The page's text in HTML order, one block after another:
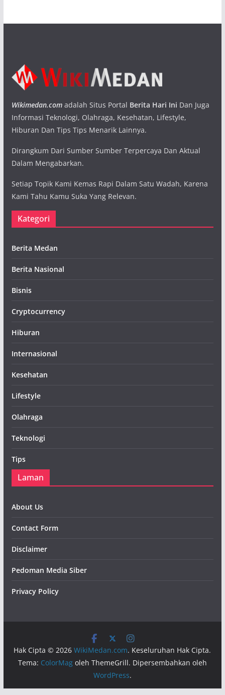
Wikimedan.comadalah Situs Portal Berita Hari Ini Dan Juga
Informasi Teknologi, Olahraga, Kesehatan, Lifestyle,
Hiburan Dan Tips Tips Menarik Lainnya.
Dirangkum Dari Sumber Sumber Terpercaya Dan Aktual
Dalam Mengabarkan.
Setiap Topik Kami Kemas Rapi Dalam Satu Wadah, Karena
Kami Tahu Kamu Suka Yang Relevan.
Kategori
Berita Medan
Berita Nasional
Bisnis
Cryptocurrency
Hiburan
Internasional
Kesehatan
Lifestyle
Olahraga
Teknologi
Tips
Laman
About Us
Contact Form
Disclaimer
Pedoman Media Siber
Privacy Policy
Hak Cipta © 2026WikiMedan.com. Keseluruhan Hak Cipta.
Tema: ColorMagoleh ThemeGrill. Dipersembahkan oleh
WordPress.